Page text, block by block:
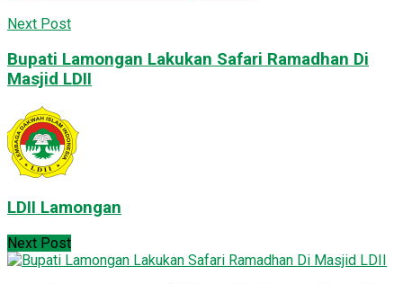
Next Post
Bupati Lamongan Lakukan Safari Ramadhan Di
Masjid LDII
LDII Lamongan
Next Post